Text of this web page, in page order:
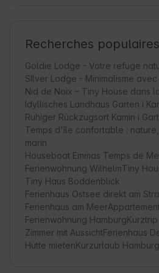
Recherches populaires
Goldie Lodge - Votre refuge
SIlver Lodge - Minimalisme avec
Nid de Noix – Tiny House dans
Idyllisches Landhaus Garten i
Ruhiger Rückzugsort Kamin i
Temps d'île confortable :
marin
Houseboat Emmas Temps de
Ferienwohnung WilhelmTiny
Tiny Haus Boddenblick
Ferienhaus Ostsee direkt am
Ferienhaus am MeerAppartement
Ferienwohnung Hamburg
Zimmer mit AussichtFerienhaus
Hütte mietenKurzurlaub Hamburg